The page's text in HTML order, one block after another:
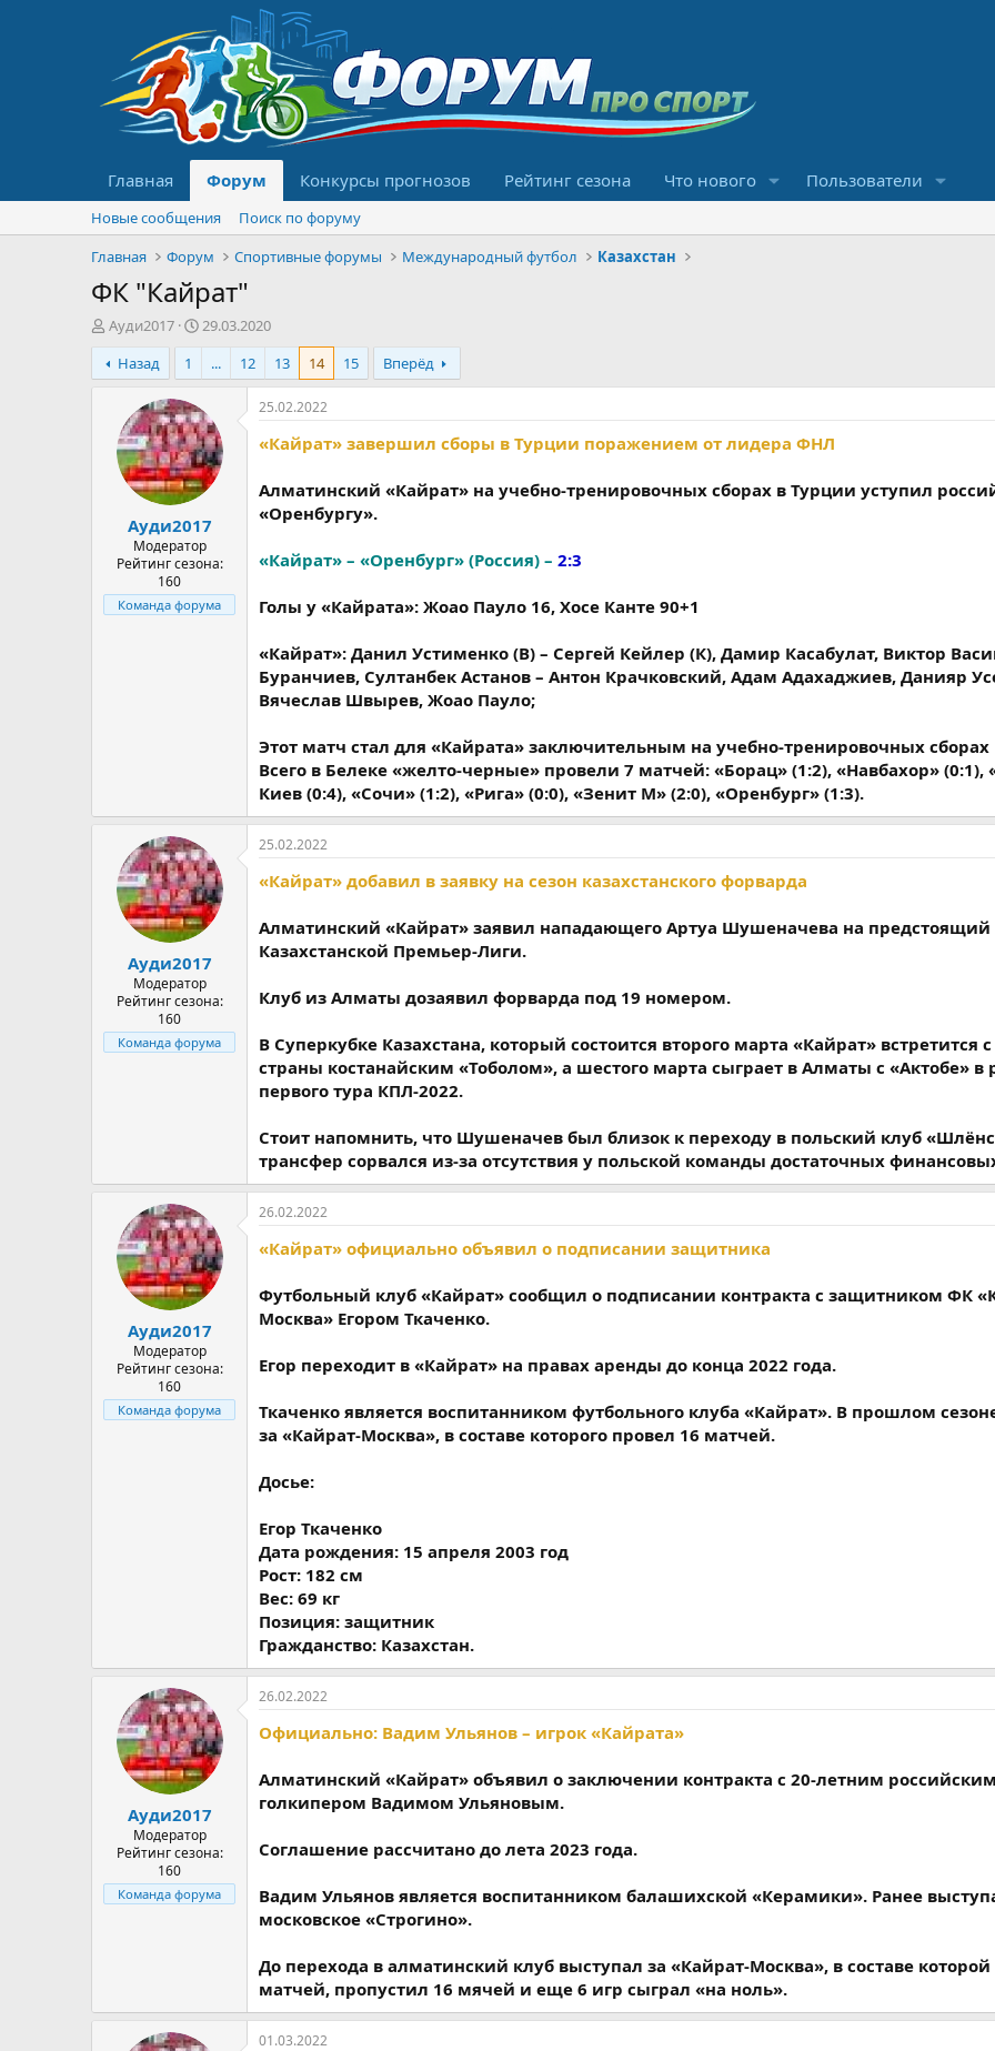
Главная Форум Конкурсы прогнозов Рейтинг сезона Что нового Пользователи
Новые сообщения
Поиск по форуму
Главная
Форум Спортивные форумы Международный футбол Казахстан
ФК "Кайрат"
А
в
т
о
м
Ауди2017
Д
а
а
н
а
ч
а
л
29.03.2020
Назад
1 ... 12 13 14 15 Вперёд
Ауди2017
Модератор
Рейтинг сезона:
160
Команда форума
25.02.2022
«Кайрат» завершил сборы в Турции поражением от лидера ФНЛ
Алматинский «Кайрат» на учебно-тренировочных сборах в Турции уступил
«Оренбургу».
«Кайрат» – «Оренбург» (Россия) – 2:3
Голы у «Кайрата»: Жоао Пауло 16, Хосе Канте 90+1
«Кайрат»: Данил Устименко (В) – Сергей Кейлер (К), Дамир Касабулат, Виктор
Буранчиев, Султанбек Астанов – Антон Крачковский, Адам Адахаджиев, Данияр
Вячеслав Швырев, Жоао Пауло;
Этот матч стал для «Кайрата» заключительным на учебно-тренировочных сборах
Всего в Белеке «желто-черные» провели 7 матчей: «Борац» (1:2), «Навбахор»
Киев (0:4), «Сочи» (1:2), «Рига» (0:0), «Зенит М» (2:0), «Оренбург» (1:3).
Ауди2017
Модератор
Рейтинг сезона:
160
Команда форума
25.02.2022
«Кайрат» добавил в заявку на сезон казахстанского форварда
Алматинский «Кайрат» заявил нападающего Артуа Шушеначева на предстоящий
Казахстанской Премьер-Лиги.
Клуб из Алматы дозаявил форварда под 19 номером.
В Суперкубке Казахстана, который состоится второго марта «Кайрат» встретится
страны костанайским «Тоболом», а шестого марта сыграет в Алматы с «Актобе» в
первого тура КПЛ-2022.
Стоит напомнить, что Шушеначев был близок к переходу в польский клуб
трансфер сорвался из-за отсутствия у польской команды достаточных
Ауди2017
Модератор
Рейтинг сезона:
160
Команда форума
26.02.2022
«Кайрат» официально объявил о подписании защитника
Футбольный клуб «Кайрат» сообщил о подписании контракта с защитником ФК
Москва» Егором Ткаченко.
Егор переходит в «Кайрат» на правах аренды до конца 2022 года.
Ткаченко является воспитанником футбольного клуба «Кайрат». В прошлом
за «Кайрат-Москва», в составе которого провел 16 матчей.
Досье:
Егор Ткаченко
Дата рождения: 15 апреля 2003 год
Рост: 182 см
Вес: 69 кг
Позиция: защитник
Гражданство: Казахстан.
Ауди2017
Модератор
Рейтинг сезона:
160
Команда форума
26.02.2022
Официально: Вадим Ульянов – игрок «Кайрата»
Алматинский «Кайрат» объявил о заключении контракта с 20-летним
голкипером Вадимом Ульяновым.
Соглашение рассчитано до лета 2023 года.
Вадим Ульянов является воспитанником балашихской «Керамики». Ранее
московское «Строгино».
До перехода в алматинский клуб выступал за «Кайрат-Москва», в составе
матчей, пропустил 16 мячей и еще 6 игр сыграл «на ноль».
01.03.2022